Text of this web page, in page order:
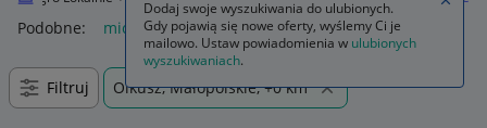
Podobne: microsoft xbox one
Filtruj Olkusz, Małopolskie, +0 km
Dodaj swoje wyszukiwania do ulubionych.
Gdy pojawią się nowe oferty, wyślemy Ci je
mailowo. Ustaw powiadomienia w ulubionych
wyszukiwaniach.